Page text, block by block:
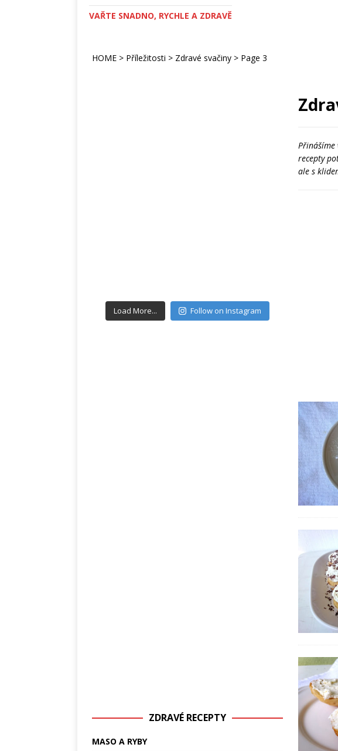
VAŘTE SNADNO, RYCHLE A ZDRAVĚ
HOME > Příležitosti > Zdravé svačiny > Page 3
Přinášíme
recepty
ale s
Load More... Follow on Instagram
ZDRAVÉ RECEPTY
MASO A RYBY